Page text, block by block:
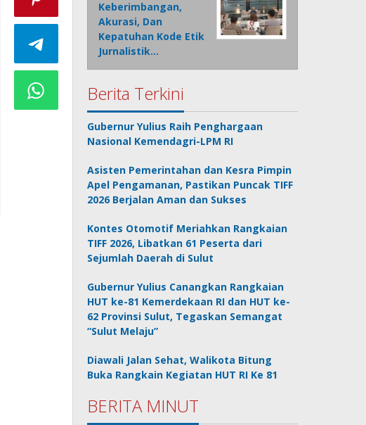
Keberimbangan,
Akurasi, Dan
Kepatuhan Kode Etik
Jurnalistik…
Berita Terkini
Gubernur Yulius Raih Penghargaan
Nasional Kemendagri-LPM RI
Asisten Pemerintahan dan Kesra Pimpin
Apel Pengamanan, Pastikan Puncak TIFF
2026 Berjalan Aman dan Sukses
Kontes Otomotif Meriahkan Rangkaian
TIFF 2026, Libatkan 61 Peserta dari
Sejumlah Daerah di Sulut
Gubernur Yulius Canangkan Rangkaian
HUT ke-81 Kemerdekaan RI dan HUT ke-
62 Provinsi Sulut, Tegaskan Semangat
“Sulut Melaju”
Diawali Jalan Sehat, Walikota Bitung
Buka Rangkain Kegiatan HUT RI Ke 81
BERITA MINUT